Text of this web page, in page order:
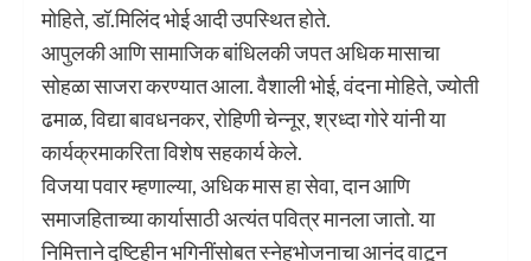
मोहिते, डॉ.मिलिंद भोई आदी उपस्थित होते.
आपुलकी आणि सामाजिक बांधिलकी जपत अधिक मासाचा
सोहळा साजरा करण्यात आला. वैशाली भोई, वंदना मोहिते, ज्योती
ढमाळ, विद्या बावधनकर, रोहिणी चेन्नूर, श्रध्दा गोरे यांनी या
कार्यक्रमाकरिता विशेष सहकार्य केले.
विजया पवार म्हणाल्या, अधिक मास हा सेवा, दान आणि
समाजहिताच्या कार्यासाठी अत्यंत पवित्र मानला जातो. या
निमित्ताने दृष्टिहीन भगिनींसोबत स्नेहभोजनाचा आनंद वाटून